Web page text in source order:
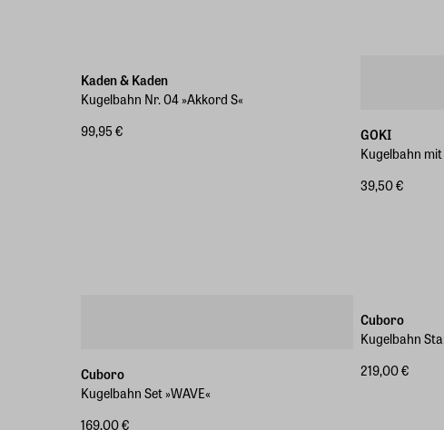
Kaden & Kaden
Kugelbahn Nr. 04 »Akkord S«
99,95 €
GOKI
Kugelbahn
39,50 €
Cuboro
Kugelbahn Set »WAVE«
169,00 €
Cuboro
Kugelbahn
219,00 €